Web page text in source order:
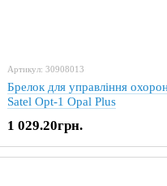
Артикул: 30908013
Брелок для управління
Satel Opt-1 Opal Plus
1 029.20грн.